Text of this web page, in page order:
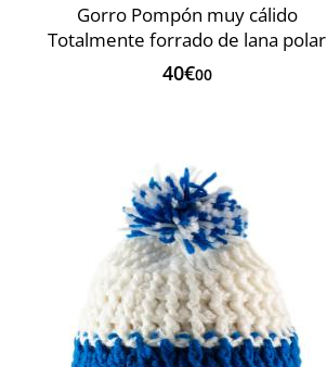
Gorro Pompón muy cálido
Totalmente forrado de lana polar
40€00